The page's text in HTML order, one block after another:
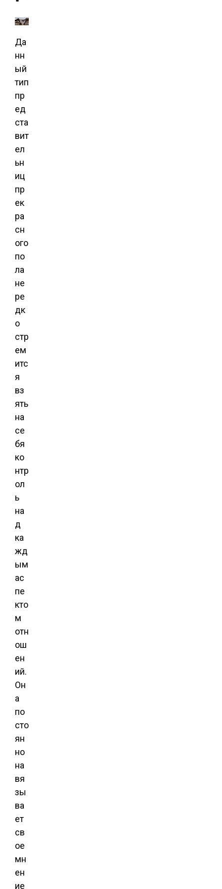
Да
нн
ый
тип
пр
ед
ста
вит
ел
ьн
иц
пр
ек
ра
сн
ого
по
ла
не
ре
дк
о
стр
ем
итс
я
вз
ять
на
се
бя
ко
нтр
ол
ь
на
д
ка
жд
ым
ас
пе
кто
м
отн
ош
ен
ий.
Он
а
по
сто
ян
но
на
вя
зы
ва
ет
св
ое
мн
ен
ие